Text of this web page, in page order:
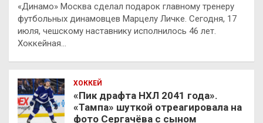
«Динамо» Москва сделал подарок главному тренеру
футбольных динамовцев Марцелу Личке. Сегодня, 17
июля, чешскому наставнику исполнилось 46 лет.
Хоккейная…
ХОККЕЙ
«Пик драфта НХЛ 2041 года».
«Тампа» шуткой отреагировала на
фото Сергачёва с сыном